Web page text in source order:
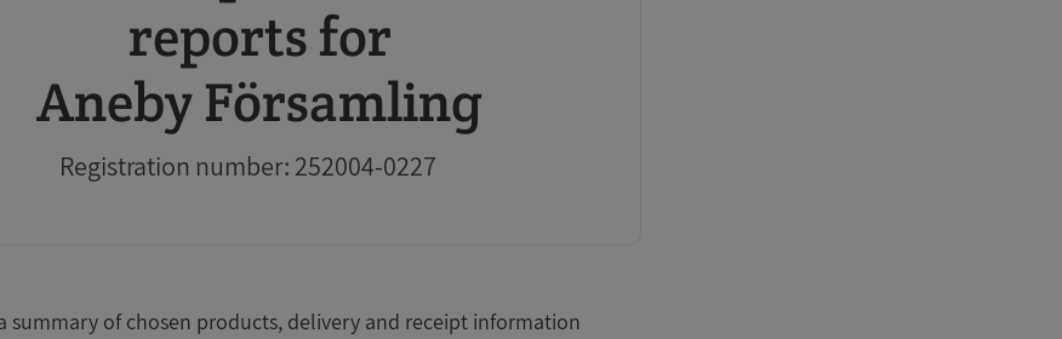
reports for
Aneby Församling
Registration number: 252004-0227
summary of chosen products, delivery and receipt information